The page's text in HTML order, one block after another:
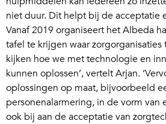
niet duur. Dit helpt bij de acceptatie
Vanaf 2019 organiseert het Albeda
tafel te krijgen waar zorgorganisaties
kijken hoe we met technologie en
kunnen oplossen’, vertelt Arjan.
oplossingen op maat, bijvoorbeeld
personenalarmering, in de vorm van
ook bij aan de acceptatie van